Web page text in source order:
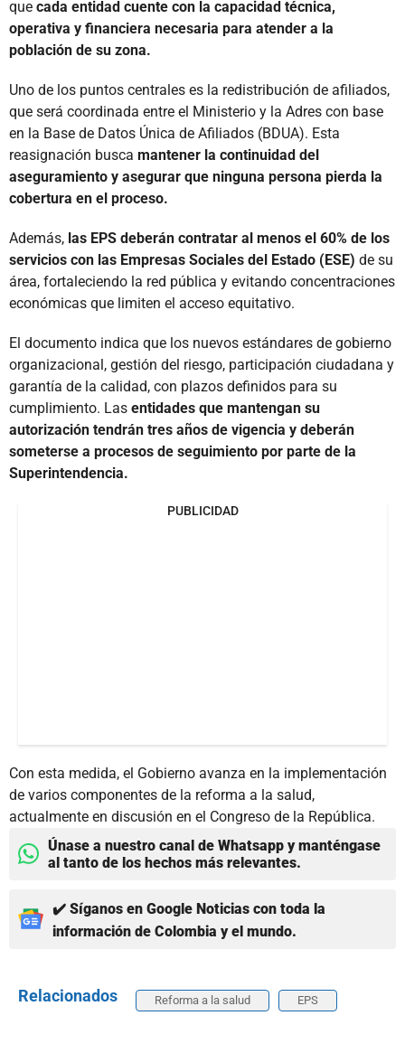
que cada entidad cuente con la capacidad técnica,
operativa y financiera necesaria para atender a la
población de su zona.
Uno de los puntos centrales es la redistribución de afiliados,
que será coordinada entre el Ministerio y la Adres con base
en la Base de Datos Única de Afiliados (BDUA). Esta
reasignación busca mantener la continuidad del
aseguramiento y asegurar que ninguna persona pierda la
cobertura en el proceso.
Además, las EPS deberán contratar al menos el 60% de los
servicios con las Empresas Sociales del Estado (ESE) de su
área, fortaleciendo la red pública y evitando concentraciones
económicas que limiten el acceso equitativo.
El documento indica que los nuevos estándares de gobierno
organizacional, gestión del riesgo, participación ciudadana y
garantía de la calidad, con plazos definidos para su
cumplimiento. Las entidades que mantengan su
autorización tendrán tres años de vigencia y deberán
someterse a procesos de seguimiento por parte de la
Superintendencia.
PUBLICIDAD
Con esta medida, el Gobierno avanza en la implementación
de varios componentes de la reforma a la salud,
actualmente en discusión en el Congreso de la República.
Únase a nuestro canal de Whatsapp y manténgase
al tanto de los hechos más relevantes.
✔️ Síganos en Google Noticias con toda la
información de Colombia y el mundo.
Relacionados Reforma a la salud EPS